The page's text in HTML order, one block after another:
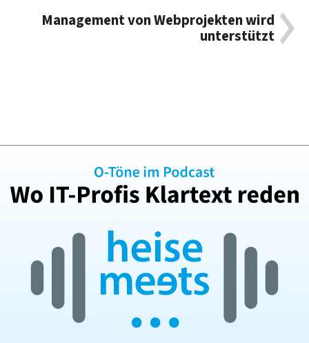
Management von Webprojekten wird
unterstützt